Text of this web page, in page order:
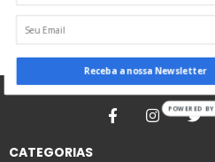
CATEGORIAS
Receba a nossa Newsletter
POWERED BY